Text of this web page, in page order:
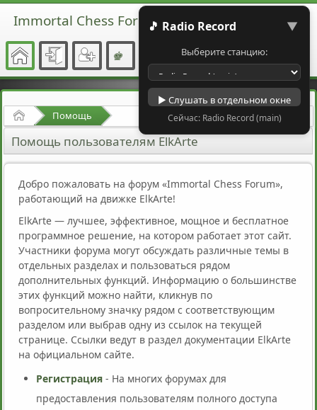
🎵 Radio Record ▼
Выберите станцию:
▶ Слушать в отдельном окне
Сейчас: Radio Record (main)
Immortal Chess Forum
НачалоПомощь
Помощь пользователям ElkArte
Добро пожаловать на форум «Immortal Chess Forum»,
работающий на движке ElkArte!
ElkArte — лучшее, эффективное, мощное и бесплатное
программное решение, на котором работает этот сайт.
Участники форума могут обсуждать различные темы в
отдельных разделах и пользоваться рядом
дополнительных функций. Информацию о большинстве
этих функций можно найти, кликнув по
вопросительному значку рядом с соответствующим
разделом или выбрав одну из ссылок на текущей
странице. Ссылки ведут в раздел документации ElkArte
на официальном сайте.
Регистрация - На многих форумах для
предоставления пользователям полного доступа